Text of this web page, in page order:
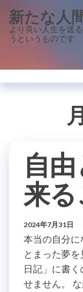
ン
に
新たな人
より良い人生を送
うというものです
自
来
2024年7月31日
本当の自分に
とまった夢
日記」に書
せません。